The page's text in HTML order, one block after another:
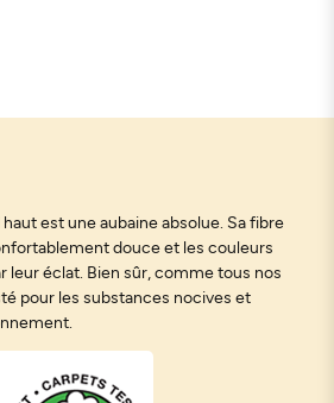
est une aubaine absolue. Sa fibre
douce et les couleurs
leur éclat. Bien sûr, comme tous nos
pour les substances nocives et